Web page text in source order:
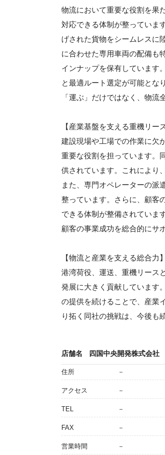
物流において重要な役割を果
対応できる体制が整っていま
げされた貨物をシームレスに
に合わせた専用車両の配備も
インナップを保有しています
と最適ルート選定が可能とな
「運ぶ」だけではなく、物流
【産業基盤を支える重機リー
建設現場や工場での作業に欠
重要な役割を担っています。
供されています。これにより
また、専門オペレーターの派
整っています。さらに、顧客
できる体制が整備されていま
顧客の事業成功を総合的にサ
【物流と産業を支える総合力】
港湾荷役、運送、重機リース
発展に大きく貢献しています
の提供を続けることで、産業
り拓く同社の挑戦は、今後も
店舗名 四国中央開発株式会社
住所 －
アクセス －
TEL －
FAX －
営業時間 －